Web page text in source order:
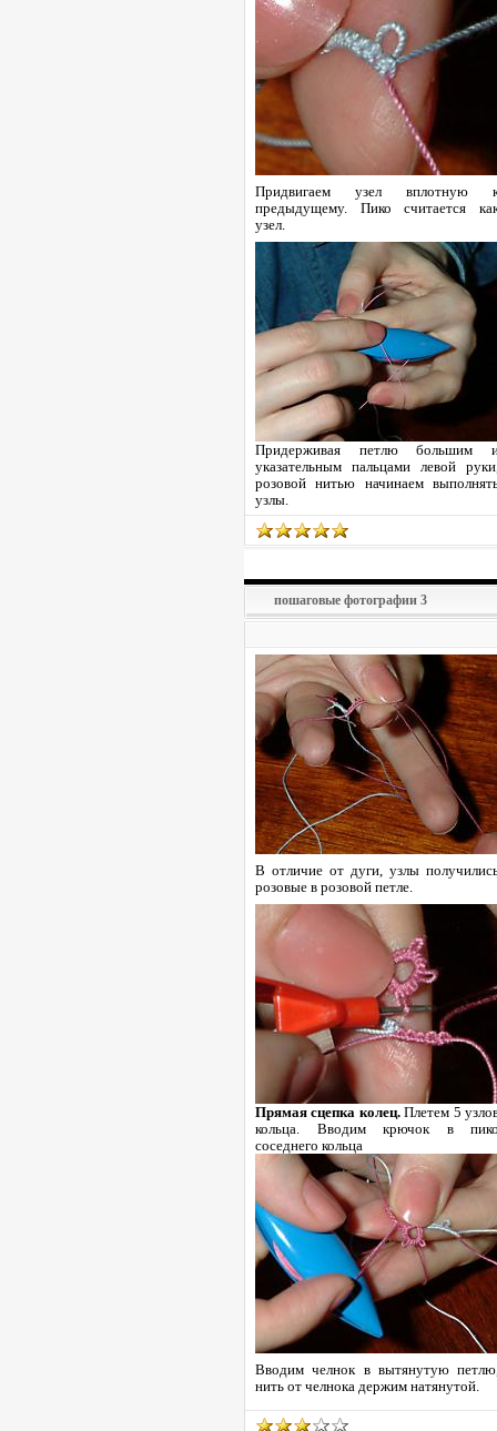
Придвигаем узел вплотную
предыдущему. Пико считается
узел.
Придерживая петлю большим
указательным пальцами левой
розовой нитью начинаем
узлы.
пошаговые фотографии 3
В отличие от дуги, узлы
розовые в розовой петле.
Прямая сцепка колец.Плетем 5
кольца. Вводим крючок в
соседнего кольца
Вводим челнок в вытянутую
нить от челнока держим натянутой.